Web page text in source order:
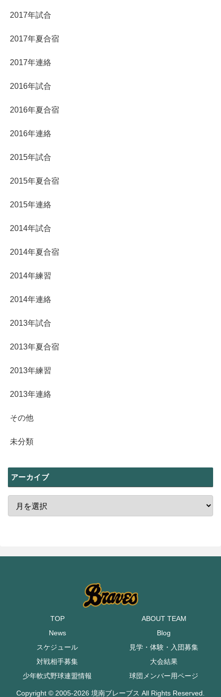
2017年試合
2017年夏合宿
2017年連絡
2016年試合
2016年夏合宿
2016年連絡
2015年試合
2015年夏合宿
2015年連絡
2014年試合
2014年夏合宿
2014年練習
2014年連絡
2013年試合
2013年夏合宿
2013年練習
2013年連絡
その他
未分類
アーカイブ
TOP
ABOUT TEAM
News
Blog
スケジュール
見学・体験・入団募集
対戦相手募集
大会結果
少年軟式野球連盟情報
球団メンバー用ページ
Copyright © 2005-2026 境南ブレーブス All Rights Reserved.